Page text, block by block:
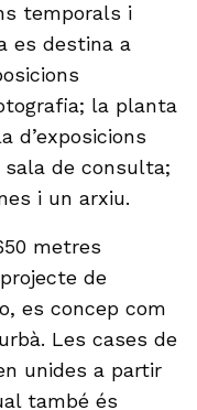
temporals i
es destina a
la planta
d’exposicions
de consulta;
i un arxiu.
metres
de
es concep com
Les cases de
unides a partir
també és